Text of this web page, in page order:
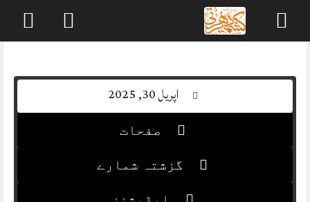
Skip
اپریل 30, 2025
صفحات
گزشتہ شمارے